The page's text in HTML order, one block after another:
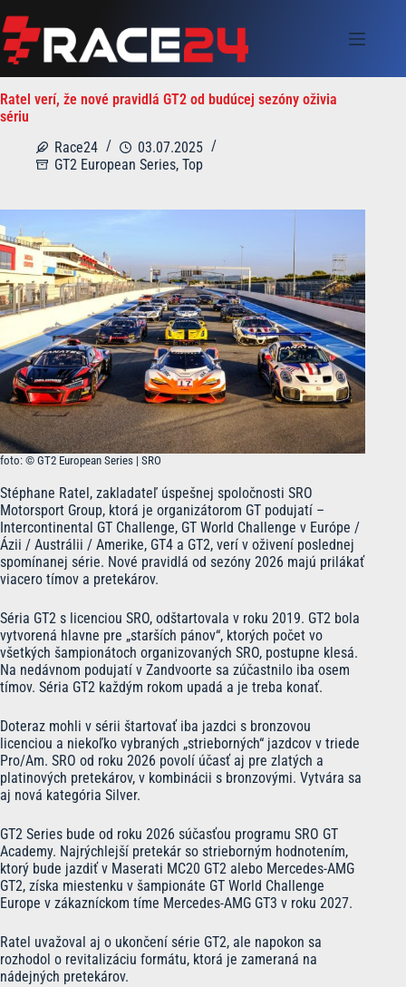
to
content
Ratel verí, že nové pravidlá GT2 od budúcej sezóny oživia
sériu
Race24
03.07.2025
GT2 European Series, Top
foto: © GT2 European Series | SRO
Stéphane Ratel, zakladateľ úspešnej spoločnosti SRO
Motorsport Group, ktorá je organizátorom GT podujatí –
Intercontinental GT Challenge, GT World Challenge v Európe /
Ázii / Austrálii / Amerike, GT4 a GT2, verí v oživení poslednej
spomínanej série. Nové pravidlá od sezóny 2026 majú prilákať
viacero tímov a pretekárov.
Séria GT2 s licenciou SRO, odštartovala v roku 2019. GT2 bola
vytvorená hlavne pre „starších pánov“, ktorých počet vo
všetkých šampionátoch organizovaných SRO, postupne klesá.
Na nedávnom podujatí v Zandvoorte sa zúčastnilo iba osem
tímov. Séria GT2 každým rokom upadá a je treba konať.
Doteraz mohli v sérii štartovať iba jazdci s bronzovou
licenciou a niekoľko vybraných „strieborných“ jazdcov v triede
Pro/Am. SRO od roku 2026 povolí účasť aj pre zlatých a
platinových pretekárov, v kombinácii s bronzovými. Vytvára sa
aj nová kategória Silver.
GT2 Series bude od roku 2026 súčasťou programu SRO GT
Academy. Najrýchlejší pretekár so strieborným hodnotením,
ktorý bude jazdiť v Maserati MC20 GT2 alebo Mercedes-AMG
GT2, získa miestenku v šampionáte GT World Challenge
Europe v zákazníckom tíme Mercedes-AMG GT3 v roku 2027.
Ratel uvažoval aj o ukončení série GT2, ale napokon sa
rozhodol o revitalizáciu formátu, ktorá je zameraná na
nádejných pretekárov.